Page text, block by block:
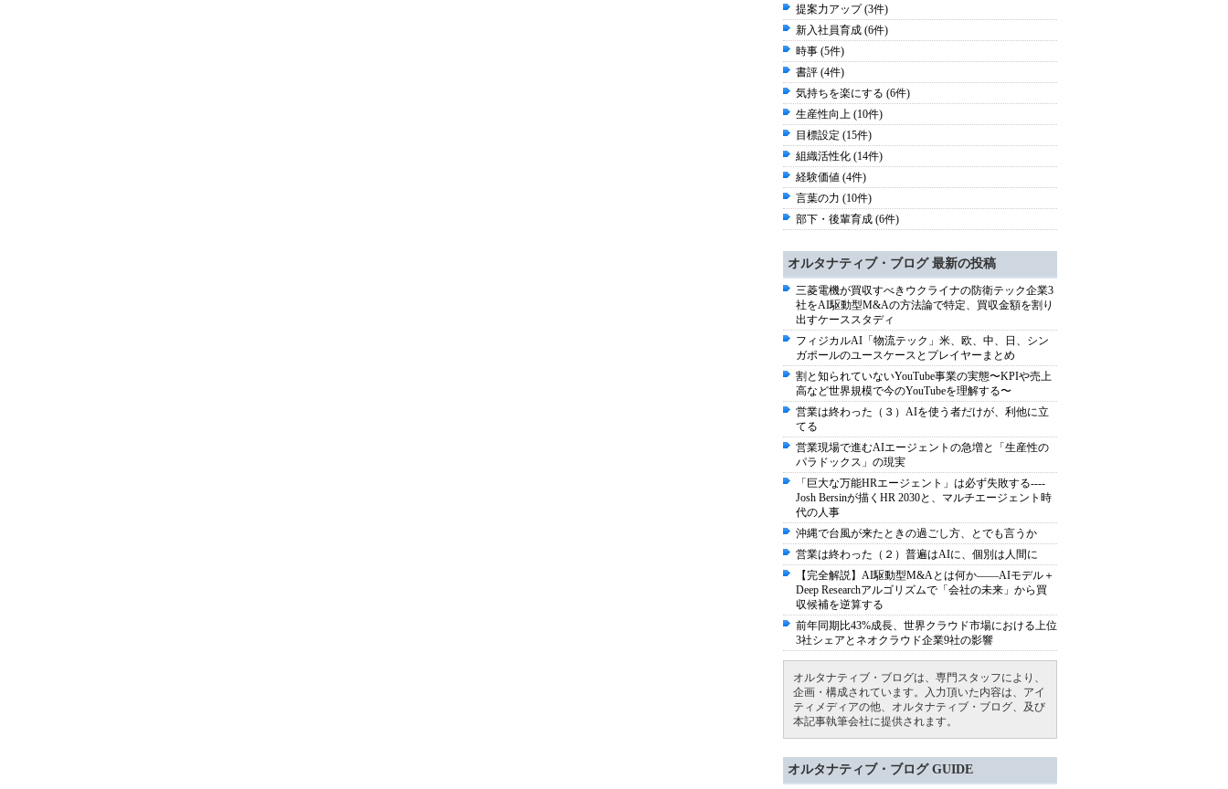
提案力アップ (3件)
新入社員育成 (6件)
時事 (5件)
書評 (4件)
気持ちを楽にする (6件)
生産性向上 (10件)
目標設定 (15件)
組織活性化 (14件)
経験価値 (4件)
言葉の力 (10件)
部下・後輩育成 (6件)
オルタナティブ・ブログ 最新の投稿
三菱電機が買収すべきウクライナの防衛テック企業3
社をAI駆動型M&Aの方法論で特定、買収金額を割り
出すケーススタディ
フィジカルAI「物流テック」米、欧、中、日、シン
ガポールのユースケースとプレイヤーまとめ
割と知られていないYouTube事業の実態〜KPIや売上
高など世界規模で今のYouTubeを理解する〜
営業は終わった（３）AIを使う者だけが、利他に立
てる
営業現場で進むAIエージェントの急増と「生産性の
パラドックス」の現実
「巨大な万能HRエージェント」は必ず失敗する----
Josh Bersinが描くHR 2030と、マルチエージェント時
代の人事
沖縄で台風が来たときの過ごし方、とでも言うか
営業は終わった（２）普遍はAIに、個別は人間に
【完全解説】AI駆動型M&Aとは何か――AIモデル＋
Deep Researchアルゴリズムで「会社の未来」から買
収候補を逆算する
前年同期比43%成長、世界クラウド市場における上位
3社シェアとネオクラウド企業9社の影響
オルタナティブ・ブログは、専門スタッフにより、
企画・構成されています。入力頂いた内容は、アイ
ティメディアの他、オルタナティブ・ブログ、及び
本記事執筆会社に提供されます。
オルタナティブ・ブログ GUIDE